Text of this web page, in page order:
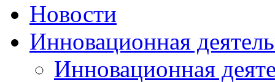
Новости
Инновационная
Инновационная